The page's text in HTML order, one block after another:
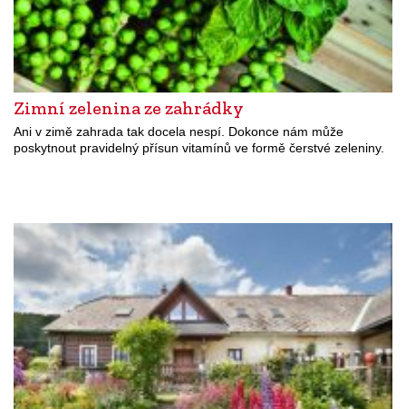
Zimní zelenina ze zahrádky
Ani v zimě zahrada tak docela nespí. Dokonce nám může
poskytnout pravidelný přísun vitamínů ve formě čerstvé zeleniny.